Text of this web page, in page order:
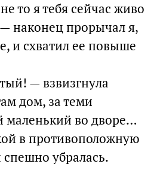
то я тебя сейчас живо
— наконец прорычал я,
и схватил ее повыше
— взвизгнула
дом, за теми
маленький во дворе…
в противоположную
убралась.